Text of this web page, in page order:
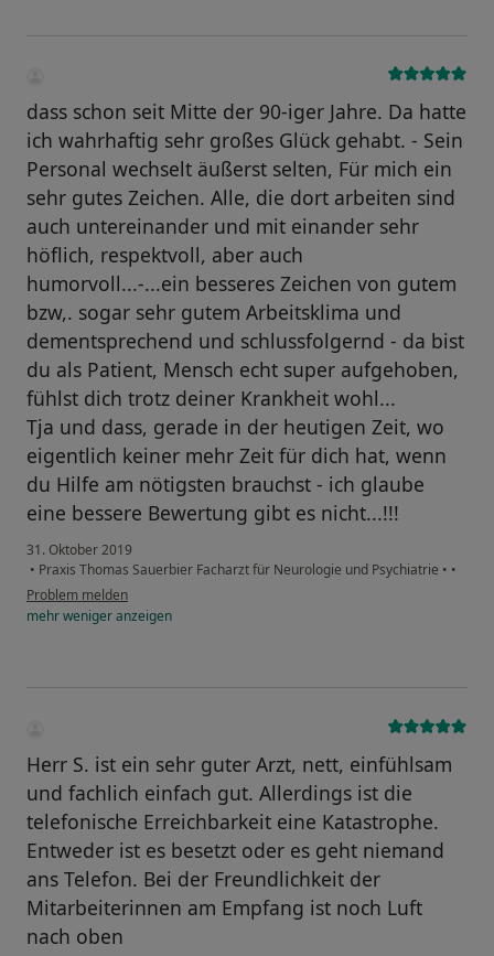
dass schon seit Mitte der 90-iger Jahre. Da hatte
ich wahrhaftig sehr großes Glück gehabt. - Sein
Personal wechselt äußerst selten, Für mich ein
sehr gutes Zeichen. Alle, die dort arbeiten sind
auch untereinander und mit einander sehr
höflich, respektvoll, aber auch
humorvoll...-...ein besseres Zeichen von gutem
bzw,. sogar sehr gutem Arbeitsklima und
dementsprechend und schlussfolgernd - da bist
du als Patient, Mensch echt super aufgehoben,
fühlst dich trotz deiner Krankheit wohl...
Tja und dass, gerade in der heutigen Zeit, wo
eigentlich keiner mehr Zeit für dich hat, wenn
du Hilfe am nötigsten brauchst - ich glaube
eine bessere Bewertung gibt es nicht...!!!
31. Oktober 2019
• Praxis Thomas Sauerbier Facharzt für Neurologie und Psychiatrie • •
Problem melden
mehrwenigeranzeigen
Herr S. ist ein sehr guter Arzt, nett, einfühlsam
und fachlich einfach gut. Allerdings ist die
telefonische Erreichbarkeit eine Katastrophe.
Entweder ist es besetzt oder es geht niemand
ans Telefon. Bei der Freundlichkeit der
Mitarbeiterinnen am Empfang ist noch Luft
nach oben